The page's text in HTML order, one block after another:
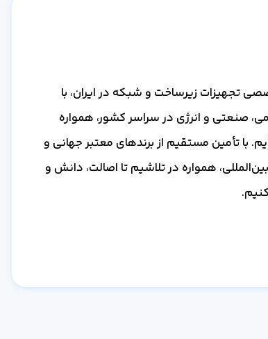
تجهیزات زیرساخت و شبکه در ایران، با
صنعتی و انرژی در سراسر کشور، همواره
با تأمین مستقیم از برندهای معتبر جهانی و
همواره در تلاشیم تا اصالت، دانش و